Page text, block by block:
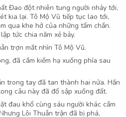
Đao đột nhiên tung người nhảy tới,
kia lại. Tô Mộ Vũ tiếp tục lao tới,
qua khe hở của những tấm chắn.
tức chia năm xẻ bảy.
trợn mắt nhìn Tô Mộ Vũ.
đã cầm kiếm hạ xuống phía sau
trong tay đã tan thành hai nửa. Hắn
câu này đã đổ sập xuống đất.
đau khổ cùng sáu người khác cầm
Lôi Thuẫn trận đã bị phá,